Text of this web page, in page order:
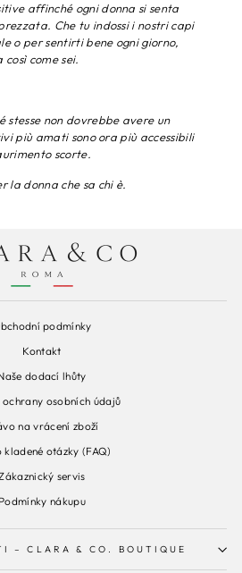
affinché ogni donna si senta
Che tu indossi i nostri capi
o per sentirti bene ogni giorno,
come sei.
stesse non dovrebbe avere un
più amati sono ora più accessibili
scorte.
la donna che sa chi è.
podmínky
Kontakt
dodací lhůty
ochrany osobních údajů
na vrácení zboží
kladené otázky (FAQ)
servis
Podmínky nákupu
– CLARA & CO. BOUTIQUE